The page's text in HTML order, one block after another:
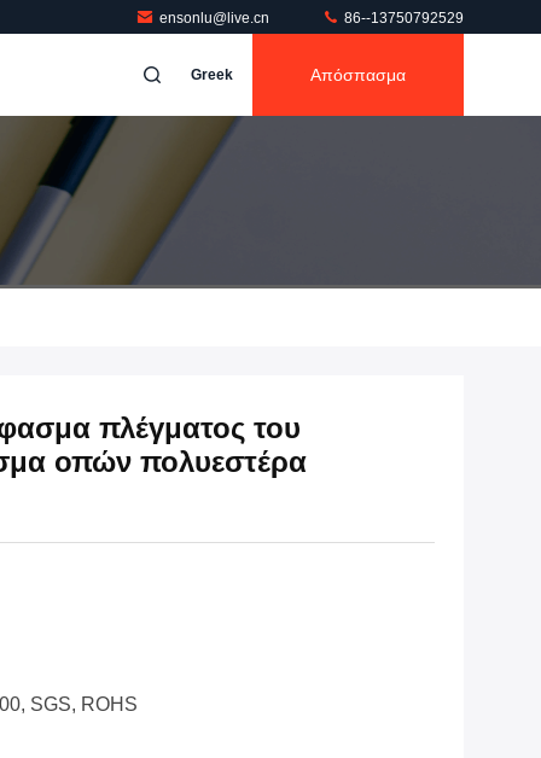
ensonlu@live.cn 86--13750792529
Greek Απόσπασμα
πλέγματος του
οπών πολυεστέρα
SGS, ROHS